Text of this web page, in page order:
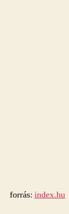
forrás: index.hu